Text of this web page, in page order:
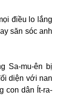
điều lo lắng
săn sóc anh
Sa-mu-ên bị
diện với nan
con dân Ít-ra-